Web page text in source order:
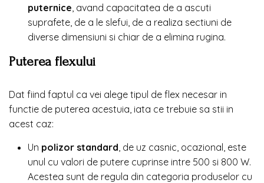
puternice, avand capacitatea de a ascuti
suprafete, de a le slefui, de a realiza sectiuni de
diverse dimensiuni si chiar de a elimina rugina.
Puterea flexului
Dat fiind faptul ca vei alege tipul de flex necesar in
functie de puterea acestuia, iata ce trebuie sa stii in
acest caz:
Un polizor standard, de uz casnic, ocazional, este
unul cu valori de putere cuprinse intre 500 si 800 W.
Acestea sunt de regula din categoria produselor cu